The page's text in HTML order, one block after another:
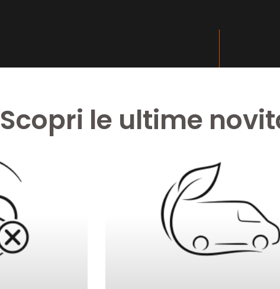
Scopri le ultime